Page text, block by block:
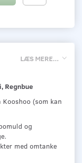
LÆS MERE...
Regnbue
(som kan
og
med omtanke